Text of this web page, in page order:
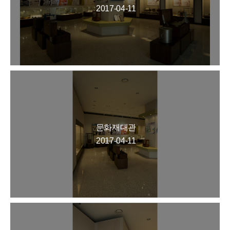
2017-04-11
문화재대관
2017-04-11